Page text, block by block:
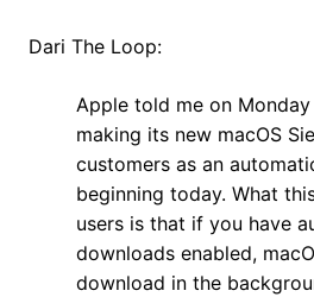
Dari The Loop:
Apple told me on
making its new macOS
customers as an
beginning today. What
users is that if you have
downloads enabled,
download in the